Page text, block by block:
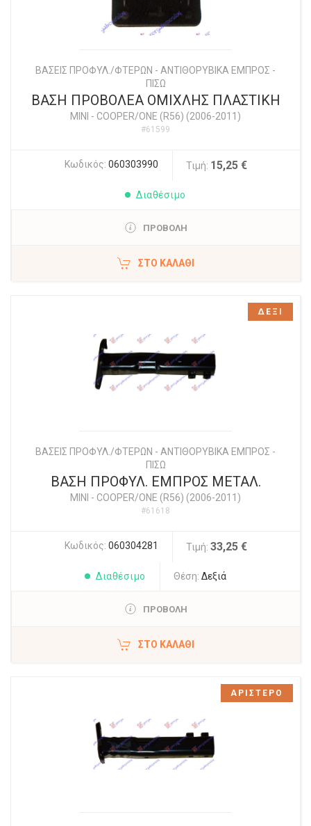
ΒΑΣΕΙΣ ΠΡΟΦΥΛ./ΦΤΕΡΩΝ - ΑΝΤΙΘΟΡΥΒΙΚΑ ΕΜΠΡΟΣ -
ΠΙΣΩ
ΒΑΣΗ ΠΡΟΒΟΛΕΑ ΟΜΙΧΛΗΣ ΠΛΑΣΤΙΚΗ
MINI - COOPER/ONE (R56) (2006-2011)
#61599
Κωδικός: 060303990 Τιμή: 15,25 €
Διαθέσιμο
ΠΡΟΒΟΛΗ
ΣΤΟ ΚΑΛΆΘΙ
ΒΑΣΕΙΣ ΠΡΟΦΥΛ./ΦΤΕΡΩΝ - ΑΝΤΙΘΟΡΥΒΙΚΑ ΕΜΠΡΟΣ -
ΠΙΣΩ
ΒΑΣΗ ΠΡΟΦΥΛ. ΕΜΠΡΟΣ ΜΕΤΑΛ.
MINI - COOPER/ONE (R56) (2006-2011)
#61618
Κωδικός: 060304281 Τιμή: 33,25 €
Διαθέσιμο Θέση: Δεξιά
ΠΡΟΒΟΛΗ
ΣΤΟ ΚΑΛΆΘΙ
ΔΕΞΙ
ΑΡΙΣΤΕΡΟ